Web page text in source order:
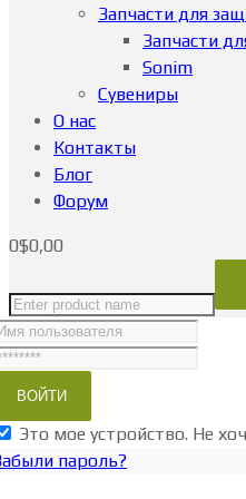
Запчасти для
Запчасти
Sonim
Сувениры
О нас
Контакты
Блог
Форум
0$0,00
Это мое устройство. Не
пароль?